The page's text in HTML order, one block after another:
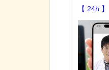
【 24h